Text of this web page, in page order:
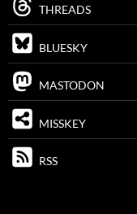
THREADS
BLUESKY
MASTODON
MISSKEY
RSS